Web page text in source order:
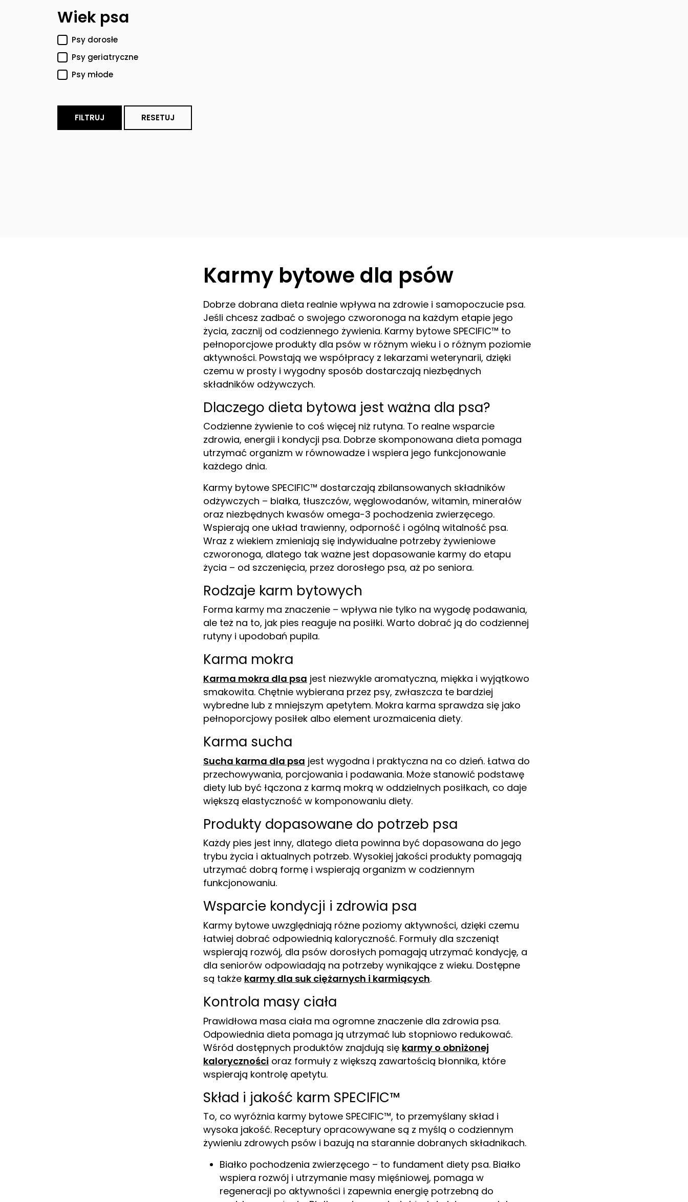
Wiek psa
Psy dorosłe
Psy geriatryczne
Psy młode
FILTRUJ RESETUJ
Karmy bytowe dla psów
Dobrze dobrana dieta realnie wpływa na zdrowie i samopoczucie psa.
Jeśli chcesz zadbać o swojego czworonoga na każdym etapie jego
życia, zacznij od codziennego żywienia. Karmy bytowe SPECIFIC™ to
pełnoporcjowe produkty dla psów w różnym wieku i o różnym poziomie
aktywności. Powstają we współpracy z lekarzami weterynarii, dzięki
czemu w prosty i wygodny sposób dostarczają niezbędnych
składników odżywczych.
Dlaczego dieta bytowa jest ważna dla psa?
Codzienne żywienie to coś więcej niż rutyna. To realne wsparcie
zdrowia, energii i kondycji psa. Dobrze skomponowana dieta pomaga
utrzymać organizm w równowadze i wspiera jego funkcjonowanie
każdego dnia.
Karmy bytowe SPECIFIC™ dostarczają zbilansowanych składników
odżywczych – białka, tłuszczów, węglowodanów, witamin, minerałów
oraz niezbędnych kwasów omega-3 pochodzenia zwierzęcego.
Wspierają one układ trawienny, odporność i ogólną witalność psa.
Wraz z wiekiem zmieniają się indywidualne potrzeby żywieniowe
czworonoga, dlatego tak ważne jest dopasowanie karmy do etapu
życia – od szczenięcia, przez dorosłego psa, aż po seniora.
Rodzaje karm bytowych
Forma karmy ma znaczenie – wpływa nie tylko na wygodę podawania,
ale też na to, jak pies reaguje na posiłki. Warto dobrać ją do codziennej
rutyny i upodobań pupila.
Karma mokra
Karma mokra dla psa jest niezwykle aromatyczna, miękka i wyjątkowo
smakowita. Chętnie wybierana przez psy, zwłaszcza te bardziej
wybredne lub z mniejszym apetytem. Mokra karma sprawdza się jako
pełnoporcjowy posiłek albo element urozmaicenia diety.
Karma sucha
Sucha karma dla psa jest wygodna i praktyczna na co dzień. Łatwa do
przechowywania, porcjowania i podawania. Może stanowić podstawę
diety lub być łączona z karmą mokrą w oddzielnych posiłkach, co daje
większą elastyczność w komponowaniu diety.
Produkty dopasowane do potrzeb psa
Każdy pies jest inny, dlatego dieta powinna być dopasowana do jego
trybu życia i aktualnych potrzeb. Wysokiej jakości produkty pomagają
utrzymać dobrą formę i wspierają organizm w codziennym
funkcjonowaniu.
Wsparcie kondycji i zdrowia psa
Karmy bytowe uwzględniają różne poziomy aktywności, dzięki czemu
łatwiej dobrać odpowiednią kaloryczność. Formuły dla szczeniąt
wspierają rozwój, dla psów dorosłych pomagają utrzymać kondycję, a
dla seniorów odpowiadają na potrzeby wynikające z wieku. Dostępne
są także karmy dla suk ciężarnych i karmiących.
Kontrola masy ciała
Prawidłowa masa ciała ma ogromne znaczenie dla zdrowia psa.
Odpowiednia dieta pomaga ją utrzymać lub stopniowo redukować.
Wśród dostępnych produktów znajdują się karmy o obniżonej
kaloryczności oraz formuły z większą zawartością błonnika, które
wspierają kontrolę apetytu.
Skład i jakość karm SPECIFIC™
To, co wyróżnia karmy bytowe SPECIFIC™, to przemyślany skład i
wysoka jakość. Receptury opracowywane są z myślą o codziennym
żywieniu zdrowych psów i bazują na starannie dobranych składnikach.
Białko pochodzenia zwierzęcego – to fundament diety psa. Białko
wspiera rozwój i utrzymanie masy mięśniowej, pomaga w
regeneracji po aktywności i zapewnia energię potrzebną do